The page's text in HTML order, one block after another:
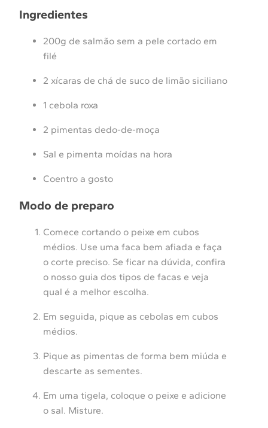
Ingredientes
200g de salmão sem a pele cortado em
filé
2 xícaras de chá de suco de limão siciliano
1 cebola roxa
2 pimentas dedo-de-moça
Sal e pimenta moídas na hora
Coentro a gosto
Modo de preparo
Comece cortando o peixe em cubos
médios. Use uma faca bem afiada e faça
o corte preciso. Se ficar na dúvida, confira
o nosso guia dos tipos de facas e veja
qual é a melhor escolha.
Em seguida, pique as cebolas em cubos
médios.
Pique as pimentas de forma bem miúda e
descarte as sementes.
Em uma tigela, coloque o peixe e adicione
o sal. Misture.